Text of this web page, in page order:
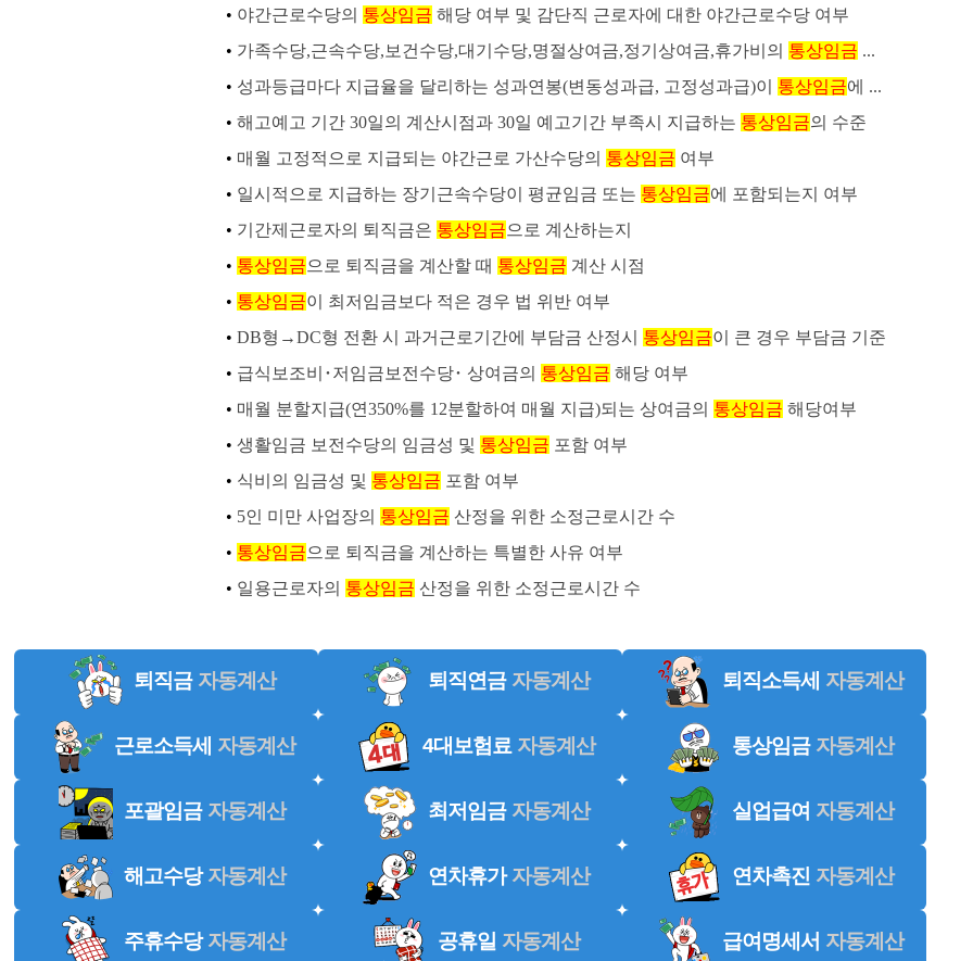
• 야간근로수당의 통상임금 해당 여부 및 감단직 근로자에 대한 야간근로수당 여부
• 가족수당,근속수당,보건수당,대기수당,명절상여금,정기상여금,휴가비의 통상임금 ...
• 성과등급마다 지급율을 달리하는 성과연봉(변동성과급, 고정성과급)이 통상임금에 ...
• 해고예고 기간 30일의 계산시점과 30일 예고기간 부족시 지급하는 통상임금의 수준
• 매월 고정적으로 지급되는 야간근로 가산수당의 통상임금 여부
• 일시적으로 지급하는 장기근속수당이 평균임금 또는 통상임금에 포함되는지 여부
• 기간제근로자의 퇴직금은 통상임금으로 계산하는지
• 통상임금으로 퇴직금을 계산할 때 통상임금 계산 시점
• 통상임금이 최저임금보다 적은 경우 법 위반 여부
• DB형→DC형 전환 시 과거근로기간에 부담금 산정시 통상임금이 큰 경우 부담금 기준
• 급식보조비･저임금보전수당･ 상여금의 통상임금 해당 여부
• 매월 분할지급(연350%를 12분할하여 매월 지급)되는 상여금의 통상임금 해당여부
• 생활임금 보전수당의 임금성 및 통상임금 포함 여부
• 식비의 임금성 및 통상임금 포함 여부
• 5인 미만 사업장의 통상임금 산정을 위한 소정근로시간 수
• 통상임금으로 퇴직금을 계산하는 특별한 사유 여부
• 일용근로자의 통상임금 산정을 위한 소정근로시간 수
퇴직금 자동계산 퇴직연금 자동계산 퇴직소득세 자동계산
근로소득세 자동계산 4대보험료 자동계산 통상임금 자동계산
포괄임금 자동계산 최저임금 자동계산 실업급여 자동계산
해고수당 자동계산 연차휴가 자동계산 연차촉진 자동계산
주휴수당 자동계산 공휴일 자동계산 급여명세서 자동계산